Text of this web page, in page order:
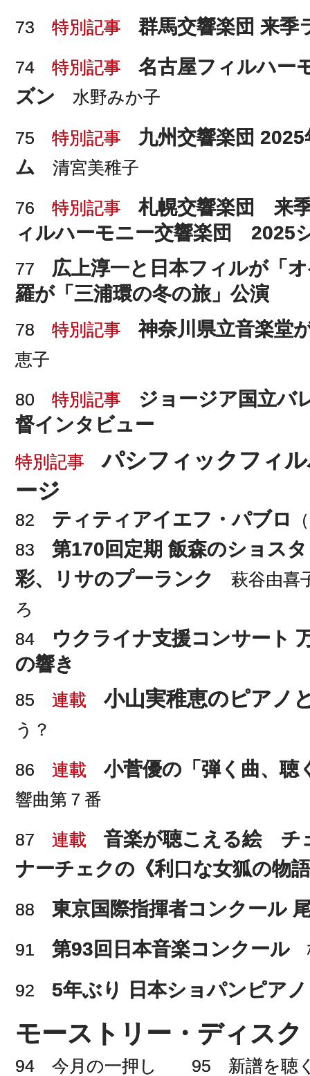
73 特別記事 群馬交響楽団 来季
74 特別記事
名古屋フィルハー
ズン 水野みか子
75 特別記事
九州交響楽団
ム 清宮美稚子
76 特別記事
札幌交響楽団 来
ィルハーモニー交響楽団 2025
77 広上淳一と日本フィルが「
羅が「三浦環の冬の旅」公演
78 特別記事 神奈川県立音楽堂
恵子
80 特別記事
ジョージア国立
督インタビュー
特別記事
パシフィックフィ
ージ
82 ティティアイエフ・パブロ
83 第170回定期 飯森のショス
彩、リサのプーランク
萩谷由喜
ろ
84
ウクライナ支援コンサート
の響き
85 連載 小山実稚恵のピアノ
う？
86 連載 小菅優の「弾く曲、聴
響曲第７番
87 連載
音楽が聴こえる絵 チ
ナーチェクの《利口な女狐の物
88 東京国際指揮者コンクール
91 第93回日本音楽コンクール
92 5年ぶり 日本ショパンピア
モーストリー・ディス
94 今月の一押し 95 新譜を